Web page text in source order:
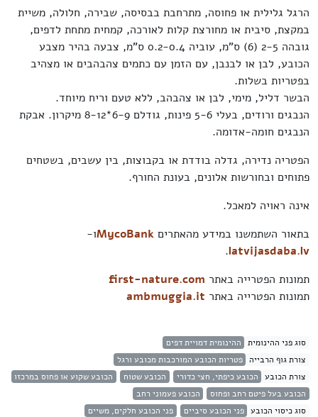
הרגל גלילית או פחוסה, מתרחבת בבסיסה, שבירה, חלולה, משיית
במקצת, סיבית או מחורצת קלות לאורכה, קמחית מתחת לדפים,
גובהה 2-5 (6) ס"מ, עוביה 0.2-0.4 ס"מ, צבעה בהיר מצבע
הכובע, לבן או לבנבן, עם הזמן עם כתמים צהבהבים או מצהיב
בפטריות בשלות.
הבשר דליל, מימי, לבן או צהבהב, ללא טעם וריח מיוחד.
הנבגים ורודים, בעלי 5-6 פינות, גודלם 6-9*8-12 מיקרון. אבקת
הנבגים חומה-אדומה.
הפטריה נדירה, גדלה בודדת או בקבוצות, בין עשבים, בשטחים
פתוחים ובחורשות אלונים, בעונת החורף.
אינה ראויה למאכל.
בתאור השתמשנו במידע מהאתריםMycoBankו-
latvijasdaba.lv
.
תמונות הפטרייה באתרfirst-nature.com
תמונות הפטרייה באתרambmuggia.it
סוג פני ההינומית ההינומית דמויית דפים
צורת גוף הרבייה פטריות הכובע המורכבות מכובע ורגל
צורת הכובע הכובע כיפתי, חצי כדורי הכובע שטוח
הכובע שקוע או פחוס במרכזו
הכובע בעל פיטם רחב ופחוס
הכובע פעמוני רחב
סוג כיסוי הכובע פני הכובע סיביים
פני הכובע חלקים, משיים